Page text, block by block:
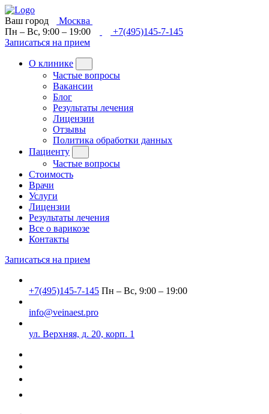
Ваш город
Москва
Пн – Вс, 9:00 – 19:00
+7(495)145-7-145
Записаться на прием
О клинике
Частые вопросы
Вакансии
Блог
Результаты лечения
Лицензии
Отзывы
Политика обработки данных
Пациенту
Частые вопросы
Стоимость
Врачи
Услуги
Лицензии
Результаты лечения
Все о варикозе
Контакты
Записаться на прием
+7(495)145-7-145 Пн – Вс, 9:00 – 19:00
info@veinaest.pro
ул. Верхняя, д. 20, корп. 1